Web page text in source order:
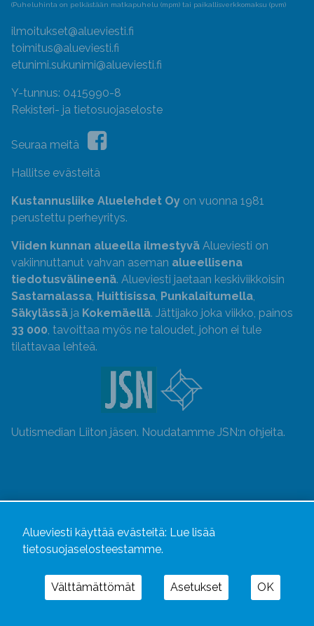
(Puheluhinta on pelkästään matkapuhelu (mpm) tai paikallisverkkomaksu (pvm)
ilmoitukset@alueviesti.fi
toimitus@alueviesti.fi
etunimi.sukunimi@alueviesti.fi
Y-tunnus: 0415990-8
Rekisteri- ja tietosuojaseloste
Seuraa meitä
Hallitse evästeitä
Kustannusliike Aluelehdet Oy on vuonna 1981
perustettu perheyritys.
Viiden kunnan alueella ilmestyvä Alueviesti on
vakiinnuttanut vahvan aseman alueellisena
tiedotusvälineenä. Alueviesti jaetaan keskiviikkoisin
Sastamalassa, Huittisissa, Punkalaitumella,
Säkylässä ja Kokemäellä. Jättijako joka viikko, painos
33 000, tavoittaa myös ne taloudet, johon ei tule
tilattavaa lehteä.
Uutismedian Liiton jäsen. Noudatamme JSN:n ohjeita.
Alueviesti käyttää evästeitä: Lue lisää
tietosuojaselosteestamme.
Välttämättömät Asetukset OK